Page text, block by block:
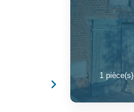
1pièce(s)